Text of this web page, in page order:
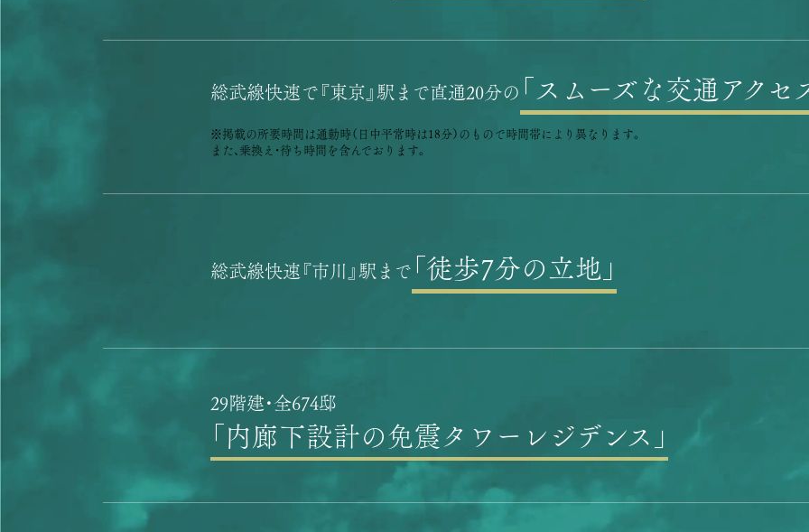
総武線快速で『東京』駅まで直通20分の 「スムーズな交通アクセ
※掲載の所要時間は通勤時（⽇中平常時は18分） のもので時間帯により異なります。
また、乗換え・待ち時間を含んでおります。
総武線快速『市川』駅まで 「徒歩7分の立地」
29階建・全674邸
「内廊下設計の免震タワーレジデンス」